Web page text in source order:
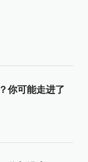
你可能走进了